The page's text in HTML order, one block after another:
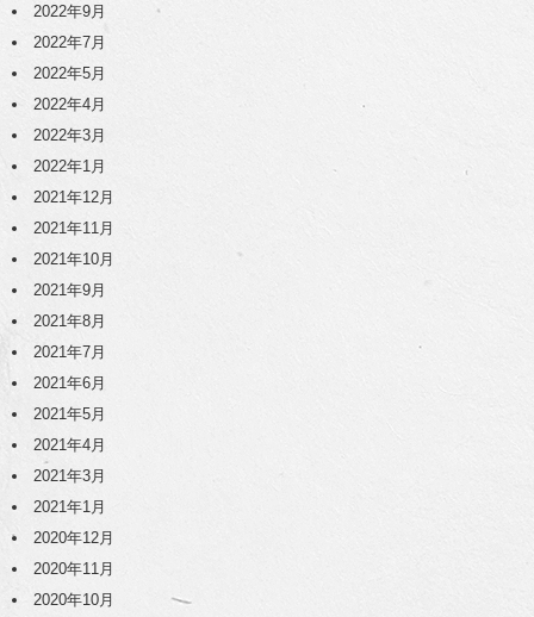
2022年9月
2022年7月
2022年5月
2022年4月
2022年3月
2022年1月
2021年12月
2021年11月
2021年10月
2021年9月
2021年8月
2021年7月
2021年6月
2021年5月
2021年4月
2021年3月
2021年1月
2020年12月
2020年11月
2020年10月